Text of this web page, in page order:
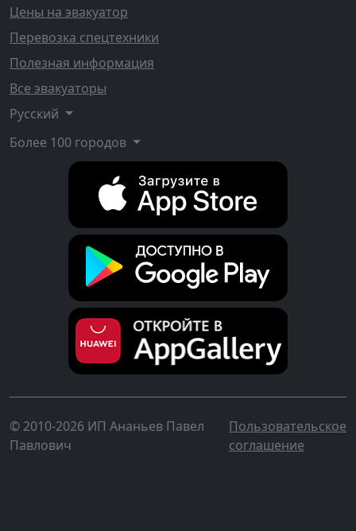
Цены на эвакуатор
Перевозка спецтехники
Полезная информация
Все эвакуаторы
Русский
Более 100 городов
© 2010-2026 ИП Ананьев Павел
Павлович
Пользовательское
соглашение